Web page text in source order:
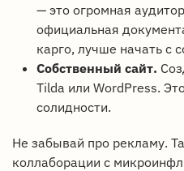
— это огромная
официальная
карго, лучше начать с
Собственный сайт.
Tilda или WordPress.
солидности.
Не забывай про рекламу.
коллаборации с